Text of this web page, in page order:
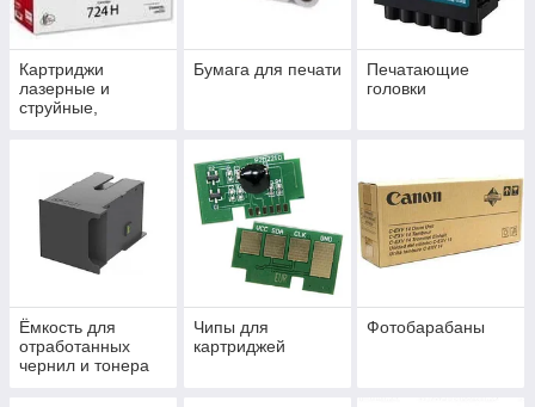
Картриджи
лазерные и
струйные,
Бумага для печати
Печатающие
головки
Ёмкость для
отработанных
чернил и тонера
Чипы для
картриджей
Фотобарабаны